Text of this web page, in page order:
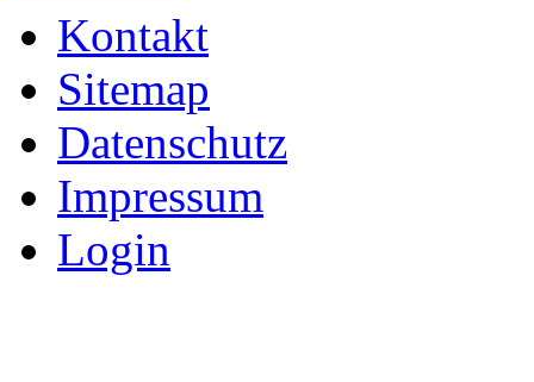
Kontakt
Sitemap
Datenschutz
Impressum
Login